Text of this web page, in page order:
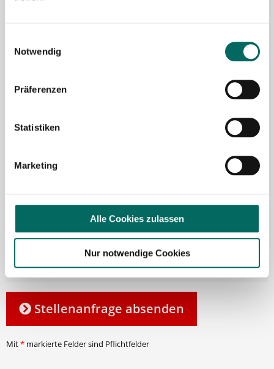
Notwendig
Präferenzen
Statistiken
Marketing
Alle Cookies zulassen
Nur notwendige Cookies
sowie denDatenschutzbestimmungen
der Deutscher
Apotheker Service, Talentzeit GmbH, 33611 Bielefeld. zu.
Ich möchte den Apotheken-Newsletter
Pharmazie- und Apothekenbranche
einverstanden, dass meine Interaktionen
damit passende und relevante
Informationen für mich bereitgestellt
werden können. Im Übrigen habe ich die
Datenschutzerklärunggelesen und bin mit
ihr einverstanden.
Stellenanfrage absenden
Mit* markierte Felder sind Pflichtfelder